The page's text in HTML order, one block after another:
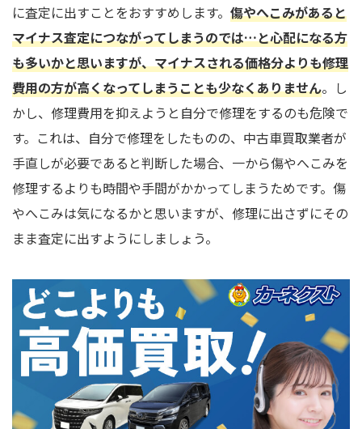
に査定に出すことをおすすめします。 傷やへこみがあると
マイナス査定につながってしまうのでは…と心配になる方
も多いかと思いますが、マイナスされる価格分よりも修理
費用の方が高くなってしまうことも少なくありません。し
かし、修理費用を抑えようと自分で修理をするのも危険で
す。これは、自分で修理をしたものの、中古車買取業者が
手直しが必要であると判断した場合、一から傷やへこみを
修理するよりも時間や手間がかかってしまうためです。傷
やへこみは気になるかと思いますが、修理に出さずにその
まま査定に出すようにしましょう。